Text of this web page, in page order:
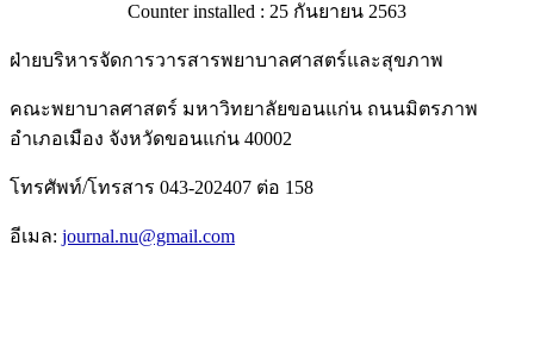
Counter installed : 25 กันยายน 2563
ฝ่ายบริหารจัดการวารสารพยาบาลศาสตร์และสุขภาพ
คณะพยาบาลศาสตร์ มหาวิทยาลัยขอนแก่น ถนนมิตรภาพ
อำเภอเมือง จังหวัดขอนแก่น 40002
โทรศัพท์/โทรสาร 043-202407 ต่อ 158
อีเมล: journal.nu@gmail.com